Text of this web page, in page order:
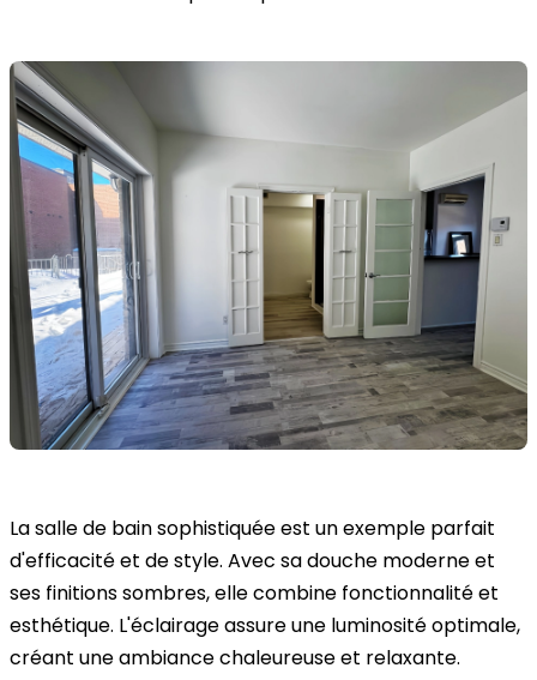
La salle de bain sophistiquée est un exemple parfait
d'efficacité et de style. Avec sa douche moderne et
ses finitions sombres, elle combine fonctionnalité et
esthétique. L'éclairage assure une luminosité optimale,
créant une ambiance chaleureuse et relaxante.